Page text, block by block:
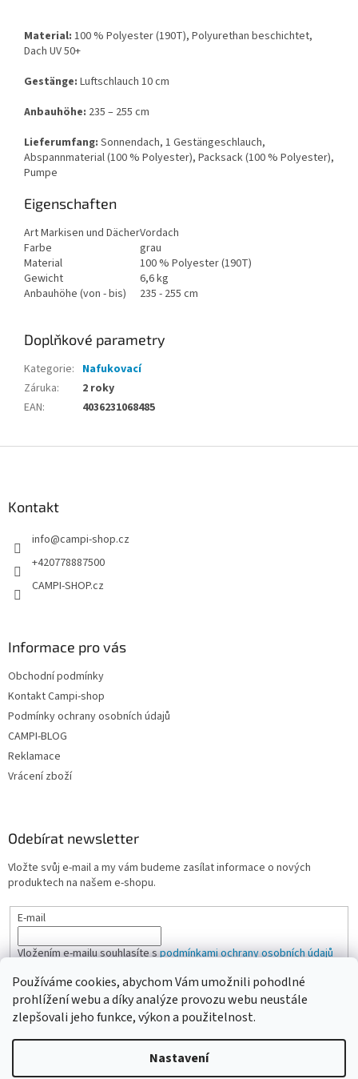
Používáme cookies, abychom Vám umožnili pohodlné
prohlížení webu a díky analýze provozu webu neustále
zlepšovali jeho funkce, výkon a použitelnost.
Nastavení
Material: 100 % Polyester (190T), Polyurethan beschichtet,
Dach UV 50+
Gestänge: Luftschlauch 10 cm
Anbauhöhe: 235 – 255 cm
Lieferumfang: Sonnendach, 1 Gestängeschlauch,
Abspannmaterial (100 % Polyester), Packsack (100 % Polyester),
Pumpe
Eigenschaften
Art Markisen und DächerVordach
Farbe
grau
Material
100 % Polyester (190T)
Gewicht
6,6 kg
Anbauhöhe (von - bis)
235 - 255 cm
Doplňkové parametry
Kategorie: Nafukovací
Záruka:
2 roky
EAN: 4036231068485
Kontakt
info@campi-shop.cz
+420778887500
CAMPI-SHOP.cz
Informace pro vás
Obchodní podmínky
Kontakt Campi-shop
Podmínky ochrany osobních údajů
CAMPI-BLOG
Reklamace
Vrácení zboží
Odebírat newsletter
Vložte svůj e-mail a my vám budeme zasílat informace o nových
produktech na našem e-shopu.
E-mail
Vložením e-mailu souhlasíte spodmínkami ochrany osobních údajů
PŘIHLÁSIT SE
Vytvořil Shoptet